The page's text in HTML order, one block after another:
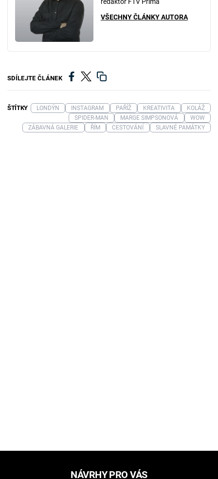
VŠECHNY ČLÁNKY AUTORA
SDÍLEJTE ČLÁNEK
ŠTÍTKY LONDÝN INSTAGRAM PAŘÍŽ KREATIVITA
KOLÁŽ
SPIDER-MAN
MARGE SIMPSONOVÁ
WOW
ZÁBAVNÁ GALERIE
ŘÍM CESTOVÁNÍ SLAVNÉ PAMÁTKY
NÁVRHY PRO VÁS